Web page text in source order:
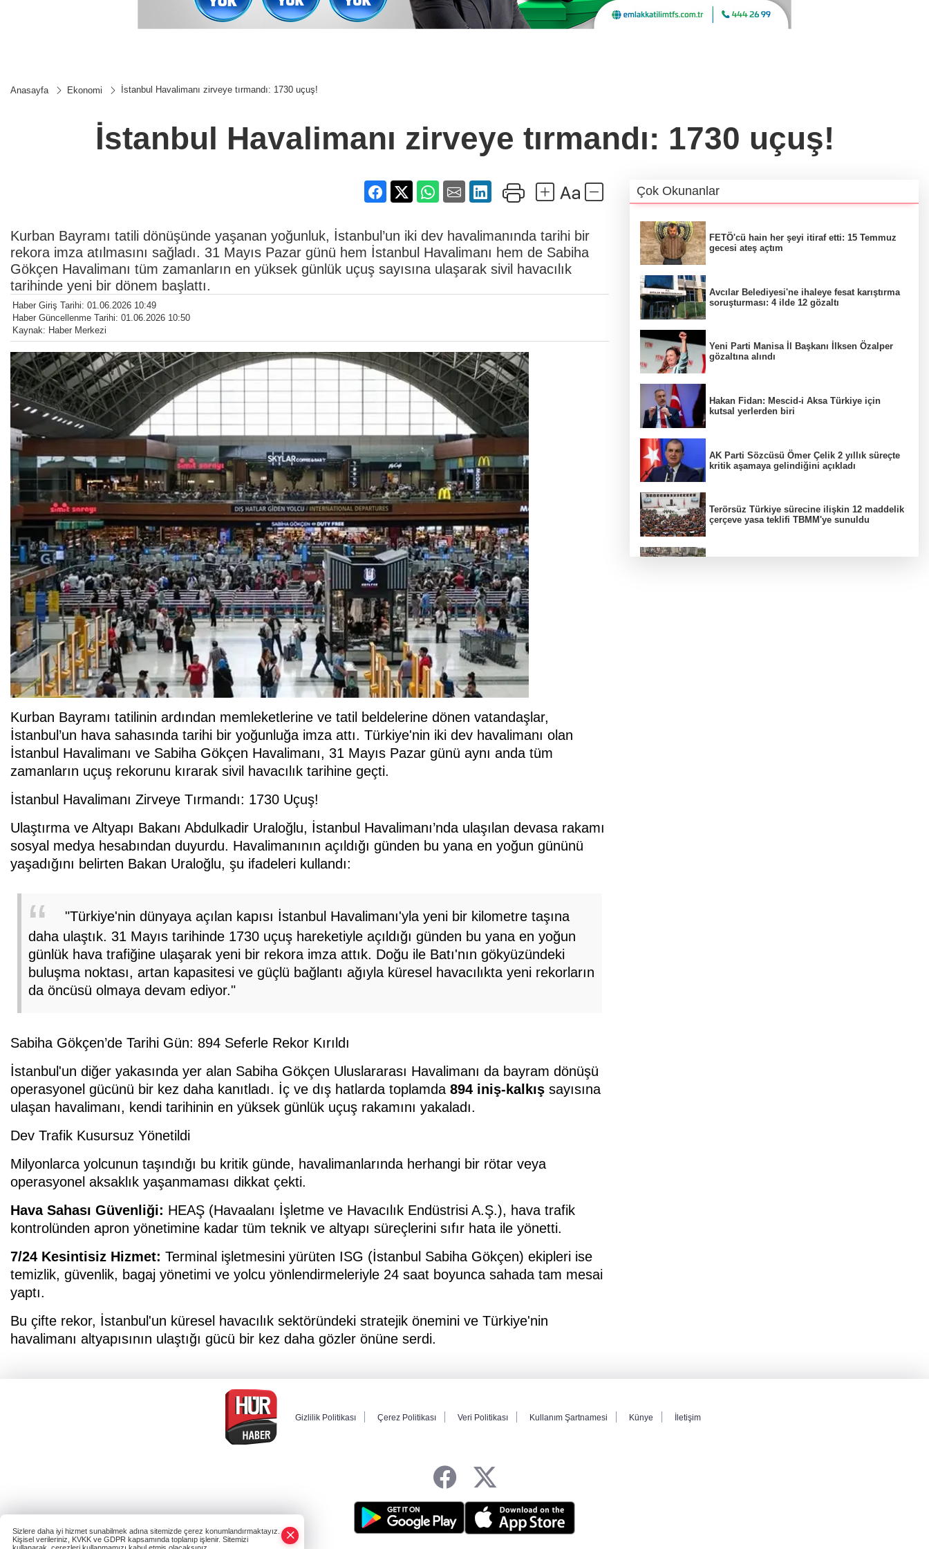
Anasayfa Ekonomi İstanbul Havalimanı zirveye tırmandı: 1730 uçuş!
İstanbul Havalimanı zirveye tırmandı: 1730 uçuş!
Kurban Bayramı tatili dönüşünde yaşanan yoğunluk, İstanbul’un iki dev havalimanında tarihi bir
rekora imza atılmasını sağladı. 31 Mayıs Pazar günü hem İstanbul Havalimanı hem de Sabiha
Gökçen Havalimanı tüm zamanların en yüksek günlük uçuş sayısına ulaşarak sivil havacılık
tarihinde yeni bir dönem başlattı.
Haber Giriş Tarihi: 01.06.2026 10:49
Haber Güncellenme Tarihi: 01.06.2026 10:50
Kaynak: Haber Merkezi
Kurban Bayramı tatilinin ardından memleketlerine ve tatil beldelerine dönen vatandaşlar,
İstanbul’un hava sahasında tarihi bir yoğunluğa imza attı. Türkiye'nin iki dev havalimanı olan
İstanbul Havalimanı ve Sabiha Gökçen Havalimanı, 31 Mayıs Pazar günü aynı anda tüm
zamanların uçuş rekorunu kırarak sivil havacılık tarihine geçti.
İstanbul Havalimanı Zirveye Tırmandı: 1730 Uçuş!
Ulaştırma ve Altyapı Bakanı Abdulkadir Uraloğlu, İstanbul Havalimanı’nda ulaşılan devasa rakamı
sosyal medya hesabından duyurdu. Havalimanının açıldığı günden bu yana en yoğun gününü
yaşadığını belirten Bakan Uraloğlu, şu ifadeleri kullandı:
"Türkiye'nin dünyaya açılan kapısı İstanbul Havalimanı'yla yeni bir kilometre taşına
daha ulaştık. 31 Mayıs tarihinde 1730 uçuş hareketiyle açıldığı günden bu yana en yoğun
günlük hava trafiğine ulaşarak yeni bir rekora imza attık. Doğu ile Batı'nın gökyüzündeki
buluşma noktası, artan kapasitesi ve güçlü bağlantı ağıyla küresel havacılıkta yeni rekorların
da öncüsü olmaya devam ediyor."
Sabiha Gökçen’de Tarihi Gün: 894 Seferle Rekor Kırıldı
İstanbul'un diğer yakasında yer alan Sabiha Gökçen Uluslararası Havalimanı da bayram dönüşü
operasyonel gücünü bir kez daha kanıtladı. İç ve dış hatlarda toplamda 894 iniş-kalkış sayısına
ulaşan havalimanı, kendi tarihinin en yüksek günlük uçuş rakamını yakaladı.
Dev Trafik Kusursuz Yönetildi
Milyonlarca yolcunun taşındığı bu kritik günde, havalimanlarında herhangi bir rötar veya
operasyonel aksaklık yaşanmaması dikkat çekti.
Hava Sahası Güvenliği: HEAŞ (Havaalanı İşletme ve Havacılık Endüstrisi A.Ş.), hava trafik
kontrolünden apron yönetimine kadar tüm teknik ve altyapı süreçlerini sıfır hata ile yönetti.
7/24 Kesintisiz Hizmet: Terminal işletmesini yürüten ISG (İstanbul Sabiha Gökçen) ekipleri ise
temizlik, güvenlik, bagaj yönetimi ve yolcu yönlendirmeleriyle 24 saat boyunca sahada tam mesai
yaptı.
Bu çifte rekor, İstanbul'un küresel havacılık sektöründeki stratejik önemini ve Türkiye'nin
havalimanı altyapısının ulaştığı gücü bir kez daha gözler önüne serdi.
Çok Okunanlar
FETÖ'cü hain her şeyi itiraf etti: 15 Temmuz
gecesi ateş açtım
Avcılar Belediyesi'ne ihaleye fesat karıştırma
soruşturması: 4 ilde 12 gözaltı
Yeni Parti Manisa İl Başkanı İlksen Özalper
gözaltına alındı
Hakan Fidan: Mescid-i Aksa Türkiye için
kutsal yerlerden biri
AK Parti Sözcüsü Ömer Çelik 2 yıllık süreçte
kritik aşamaya gelindiğini açıkladı
Terörsüz Türkiye sürecine ilişkin 12 maddelik
çerçeve yasa teklifi TBMM'ye sunuldu
Gizlilik Politikası Çerez Politikası Veri Politikası Kullanım Şartnamesi Künye İletişim
Sizlere daha iyi hizmet sunabilmek adına sitemizde çerez konumlandırmaktayız.
Kişisel verileriniz, KVKK ve GDPR kapsamında toplanıp işlenir. Sitemizi